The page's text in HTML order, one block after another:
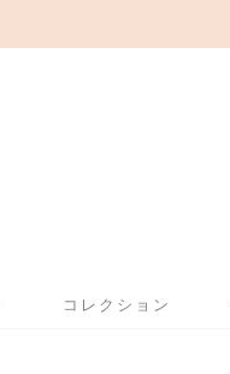
コレクション